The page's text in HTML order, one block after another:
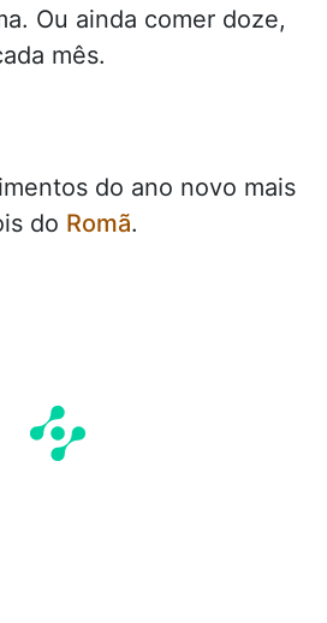
Ou ainda comer doze,
mês.
do ano novo mais
do Romã.